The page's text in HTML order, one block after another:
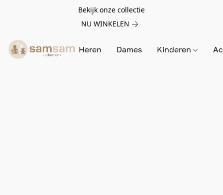
Bekijk onze collectie
NU WINKELEN
Heren Dames Kinderen